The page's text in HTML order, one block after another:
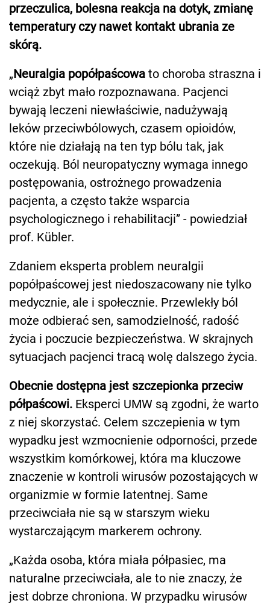
przeczulica, bolesna reakcja na dotyk, zmianę
temperatury czy nawet kontakt ubrania ze
skórą.
„Neuralgia popółpaścowa to choroba straszna i
wciąż zbyt mało rozpoznawana. Pacjenci
bywają leczeni niewłaściwie, nadużywają
leków przeciwbólowych, czasem opioidów,
które nie działają na ten typ bólu tak, jak
oczekują. Ból neuropatyczny wymaga innego
postępowania, ostrożnego prowadzenia
pacjenta, a często także wsparcia
psychologicznego i rehabilitacji” - powiedział
prof. Kübler.
Zdaniem eksperta problem neuralgii
popółpaścowej jest niedoszacowany nie tylko
medycznie, ale i społecznie. Przewlekły ból
może odbierać sen, samodzielność, radość
życia i poczucie bezpieczeństwa. W skrajnych
sytuacjach pacjenci tracą wolę dalszego życia.
Obecnie dostępna jest szczepionka przeciw
półpaścowi. Eksperci UMW są zgodni, że warto
z niej skorzystać. Celem szczepienia w tym
wypadku jest wzmocnienie odporności, przede
wszystkim komórkowej, która ma kluczowe
znaczenie w kontroli wirusów pozostających w
organizmie w formie latentnej. Same
przeciwciała nie są w starszym wieku
wystarczającym markerem ochrony.
„Każda osoba, która miała półpasiec, ma
naturalne przeciwciała, ale to nie znaczy, że
jest dobrze chroniona. W przypadku wirusów